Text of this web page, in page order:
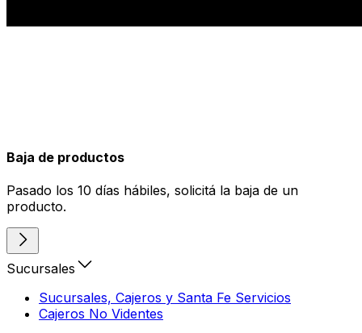
Baja de productos
Pasado los 10 días hábiles, solicitá la baja de un
producto.
Sucursales
Sucursales, Cajeros y Santa Fe Servicios
Cajeros No Videntes